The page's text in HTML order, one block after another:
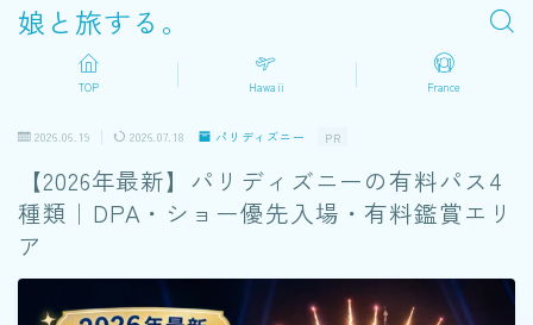
娘と旅する。
TOP Hawaii France
2026.06.19 2026.07.18 パリディズニー PR
【2026年最新】パリディズニーの有料パス4
種類｜DPA・ショー優先入場・有料鑑賞エリ
ア